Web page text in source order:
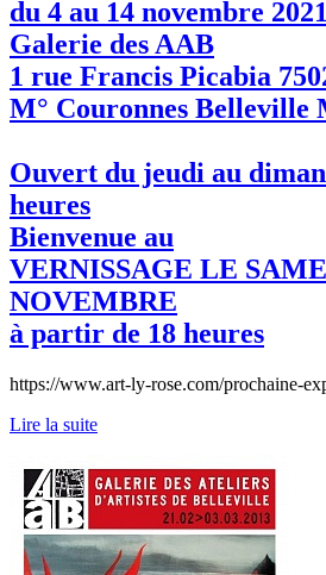
du 4 au 14 novembre 2021
Galerie des AAB
1 rue Francis Picabia
M° Couronnes Belleville
Ouvert du jeudi au
heures
Bienvenue au
VERNISSAGE LE
NOVEMBRE
à partir de 18 heures
https://www.art-ly-rose.com/prochaine-
Lire la suite